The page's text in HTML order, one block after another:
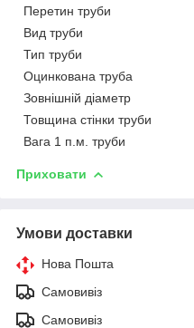
Перетин труби
Вид труби
Тип труби
Оцинкована труба
Зовнішній діаметр
Товщина стінки труби
Вага 1 п.м. труби
Приховати
Умови доставки
Нова Пошта
Самовивіз
Самовивіз